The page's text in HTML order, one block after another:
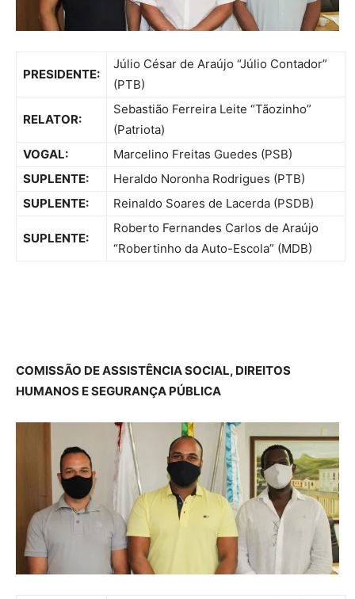
PRESIDENTE:
Júlio César de Araújo “Júlio Contador”
(PTB)
RELATOR:
Sebastião Ferreira Leite “Tãozinho”
(Patriota)
VOGAL:
Marcelino Freitas Guedes (PSB)
SUPLENTE:
Heraldo Noronha Rodrigues (PTB)
SUPLENTE:
Reinaldo Soares de Lacerda (PSDB)
SUPLENTE:
Roberto Fernandes Carlos de Araújo
“Robertinho da Auto-Escola” (MDB)
COMISSÃO DE ASSISTÊNCIA SOCIAL, DIREITOS
HUMANOS E SEGURANÇA PÚBLICA